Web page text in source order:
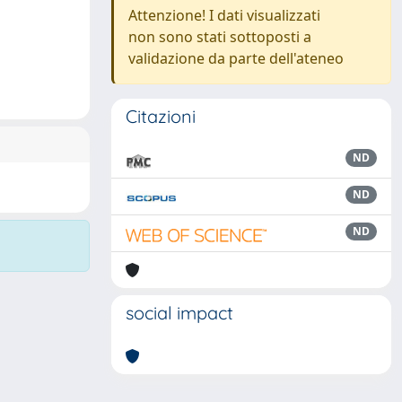
Attenzione! I dati visualizzati
non sono stati sottoposti a
validazione da parte dell'ateneo
Citazioni
ND
ND
ND
social impact